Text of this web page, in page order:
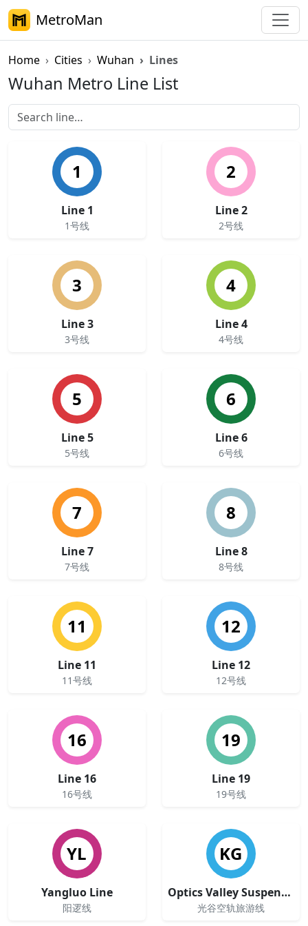
MetroMan
Home Cities Wuhan Lines
Wuhan Metro Line List
1
Line 1
1号线
2
Line 2
2号线
3
Line 3
3号线
4
Line 4
4号线
5
Line 5
5号线
6
Line 6
6号线
7
Line 7
7号线
8
Line 8
8号线
11
Line 11
11号线
12
Line 12
12号线
16
Line 16
16号线
19
Line 19
19号线
YL
Yangluo Line
阳逻线
KG
Optics Valley Suspended Monorail Line
光谷空轨旅游线